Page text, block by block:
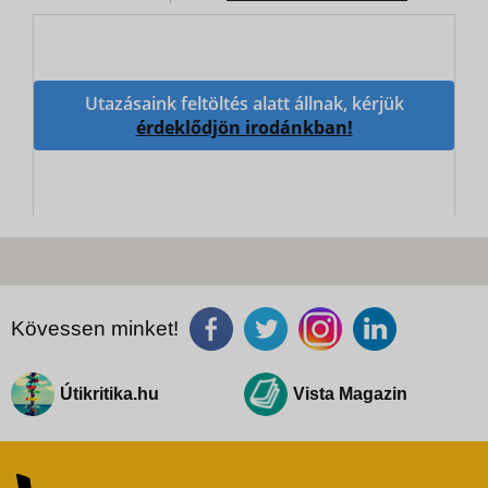
Utazásaink feltöltés alatt állnak, kérjük
érdeklődjön irodánkban!
Kövessen minket!
Útikritika.hu Vista Magazin